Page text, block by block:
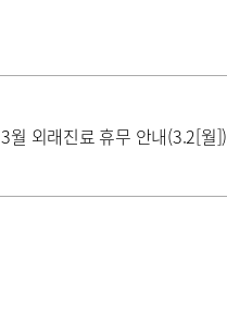
3월 외래진료 휴무 안내(3.2[월])